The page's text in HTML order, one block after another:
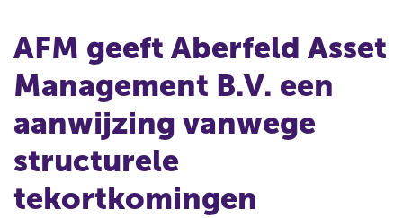
AFM geeft Aberfeld Asset
Management B.V. een
aanwijzing vanwege
structurele
tekortkomingen